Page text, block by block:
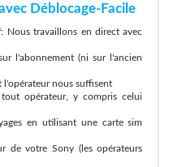
Déblocage-Facile
Nous travaillons en direct avec
l'abonnement (ni sur l'ancien
l'opérateur nous suffisent
opérateur, y compris celui
en utilisant une carte sim
de votre Sony (les opérateurs